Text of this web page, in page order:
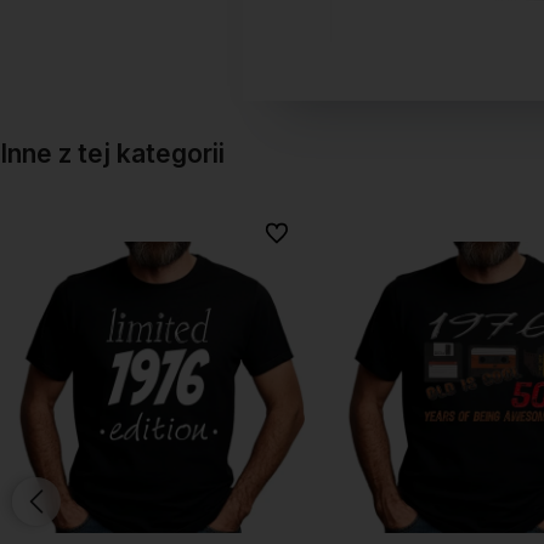
Inne z tej kategorii
Do ulubionych
Do ulubionych